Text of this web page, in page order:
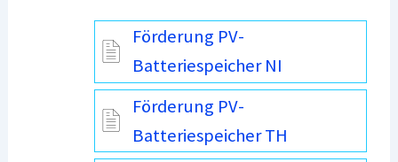
Förderung PV-
Batteriespeicher NI
Förderung PV-
Batteriespeicher TH